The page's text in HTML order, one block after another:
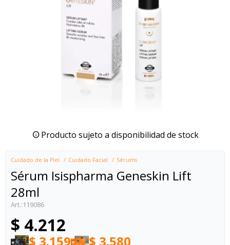
Producto sujeto a disponibilidad de stock
Cuidado de la Piel Cuidado Facial Sérums
Sérum Isispharma Geneskin Lift
28ml
119086
$ 4.212
$ 3.159 $ 3.580